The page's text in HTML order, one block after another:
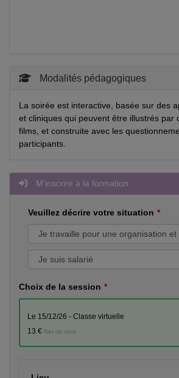
Modalités pédagogiques
La soirée est interactive, basée sur des
et cliniques qui peuvent être illustrés par
films, et construite avec les
participants.
M'inscrire à la formation
Veuillez décrire votre situation
Choix de la session
le 15/12/26 - Classe virtuelle
13 € Net de taxe